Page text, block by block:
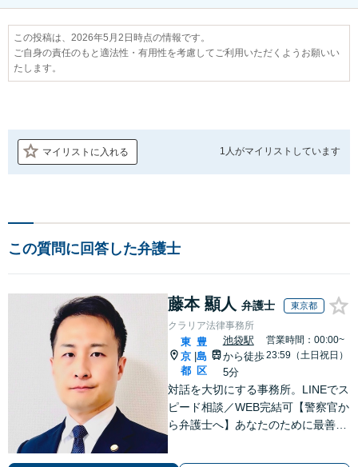
この投稿は、2026年5月2日時点の情報です。
ご自身の責任のもと適法性・有用性を考慮してご利用いただくようお願いい
たします。
マイリストに入れる 1人がマイリストしています
この質問に回答した弁護士
藤本 顯人 弁護士 東京都
クラリア法律事務所
東
京
都
豊
島
区
池袋駅
から徒歩
5分
営業時間：00:00~
23:59（土日祝日）
対話を大切にする事務所。LINEでス
ピード相談／WEB完結可【警察官か
ら弁護士へ】あなたのために最善の